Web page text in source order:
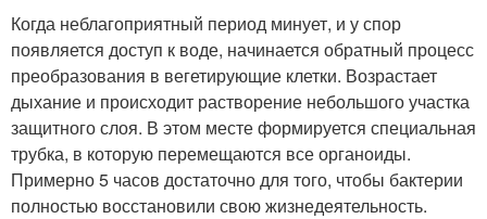
Когда неблагоприятный период минует, и у спор
появляется доступ к воде, начинается обратный процесс
преобразования в вегетирующие клетки. Возрастает
дыхание и происходит растворение небольшого участка
защитного слоя. В этом месте формируется специальная
трубка, в которую перемещаются все органоиды.
Примерно 5 часов достаточно для того, чтобы бактерии
полностью восстановили свою жизнедеятельность.